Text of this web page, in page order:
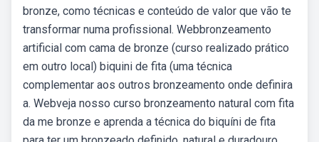
bronze, como técnicas e conteúdo de valor que vão te
transformar numa profissional. Webbronzeamento
artificial com cama de bronze (curso realizado prático
em outro local) biquini de fita (uma técnica
complementar aos outros bronzeamento onde definira
a. Webveja nosso curso bronzeamento natural com fita
da me bronze e aprenda a técnica do biquíni de fita